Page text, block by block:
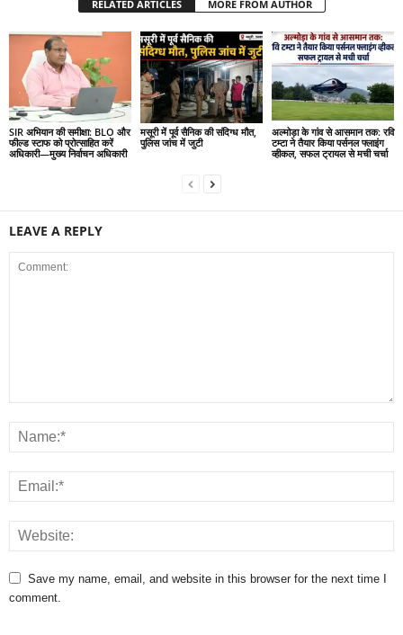
RELATED ARTICLES MORE FROM AUTHOR
SIR अभियान की समीक्षा: BLO और
फील्ड स्टाफ को प्रोत्साहित करें
अधिकारी—मुख्य निर्वाचन अधिकारी
मसूरी में पूर्व सैनिक की संदिग्ध मौत,
पुलिस जांच में जुटी
अल्मोड़ा के गांव से आसमान तक: रवि
टम्टा ने तैयार किया पर्सनल फ्लाइंग
व्हीकल, सफल ट्रायल से मची चर्चा
LEAVE A REPLY
Save my name, email, and website in this browser for the next time I
comment.